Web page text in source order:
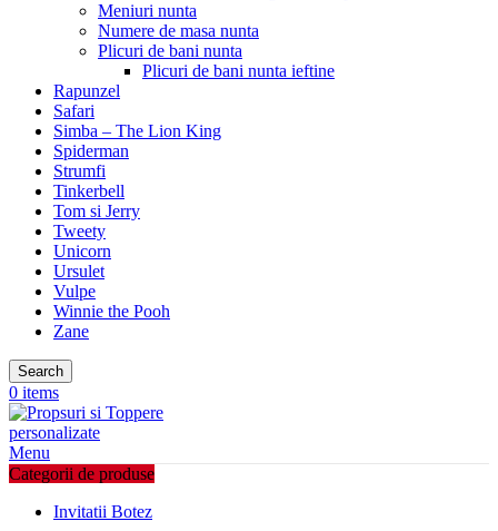
Meniuri nunta
Numere de masa nunta
Plicuri de bani nunta
Plicuri de bani nunta ieftine
Rapunzel
Safari
Simba – The Lion King
Spiderman
Strumfi
Tinkerbell
Tom si Jerry
Tweety
Unicorn
Ursulet
Vulpe
Winnie the Pooh
Zane
Search
0 items
Menu
Categorii de produse
Invitatii Botez